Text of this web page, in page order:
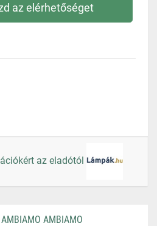
az elérhetőséget
az eladótól
AMBIAMO